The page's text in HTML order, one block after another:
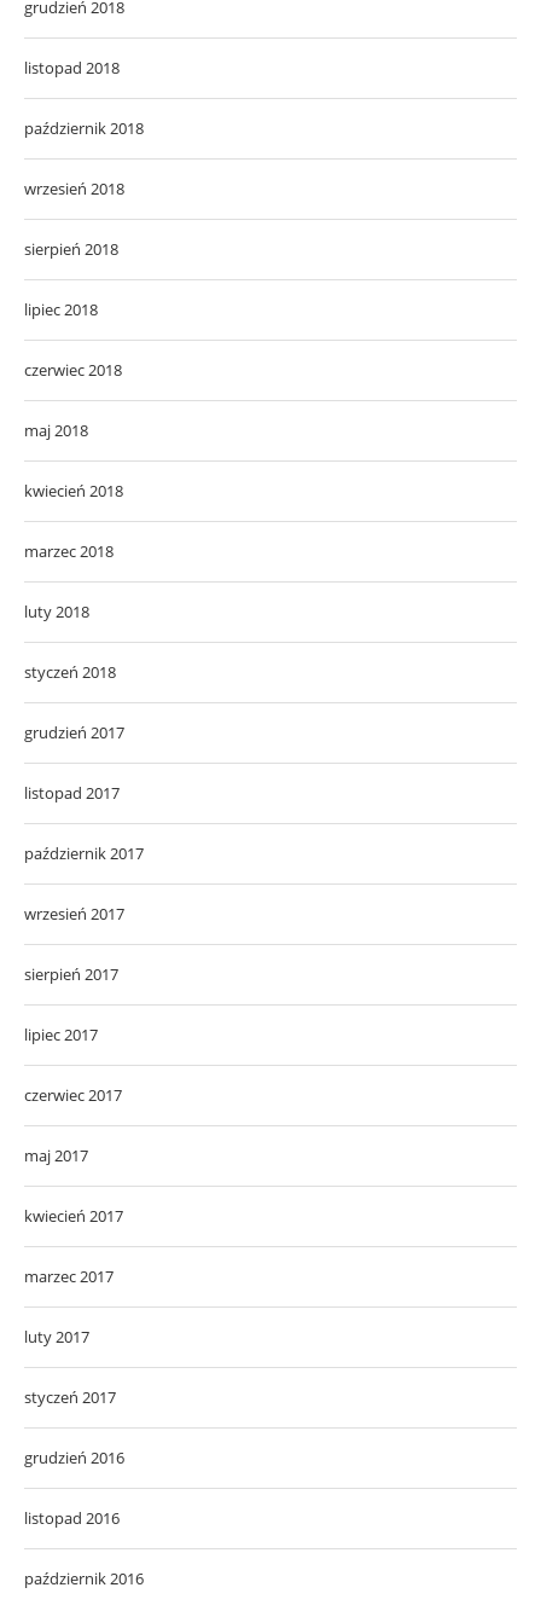
grudzień 2018
listopad 2018
październik 2018
wrzesień 2018
sierpień 2018
lipiec 2018
czerwiec 2018
maj 2018
kwiecień 2018
marzec 2018
luty 2018
styczeń 2018
grudzień 2017
listopad 2017
październik 2017
wrzesień 2017
sierpień 2017
lipiec 2017
czerwiec 2017
maj 2017
kwiecień 2017
marzec 2017
luty 2017
styczeń 2017
grudzień 2016
listopad 2016
październik 2016